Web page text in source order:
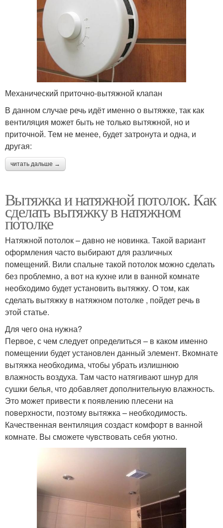
Механический приточно-вытяжной клапан
В данном случае речь идёт именно о вытяжке, так как
вентиляция может быть не только вытяжной, но и
приточной. Тем не менее, будет затронута и одна, и
другая:
читать дальше →
Вытяжка и натяжной потолок. Как
сделать вытяжку в натяжном
потолке
Натяжной потолок – давно не новинка. Такой вариант
оформления часто выбирают для различных
помещений. Вили спальне такой потолок можно сделать
без проблемно, а вот на кухне или в ванной комнате
необходимо будет установить вытяжку. О том, как
сделать вытяжку в натяжном потолке , пойдет речь в
этой статье.
Для чего она нужна?
Первое, с чем следует определиться – в каком именно
помещении будет установлен данный элемент. Вкомнате
вытяжка необходима, чтобы убрать излишнюю
влажность воздуха. Там часто натягивают шнур для
сушки белья, что добавляет дополнительную влажность.
Это может привести к появлению плесени на
поверхности, поэтому вытяжка – необходимость.
Качественная вентиляция создаст комфорт в ванной
комнате. Вы сможете чувствовать себя уютно.